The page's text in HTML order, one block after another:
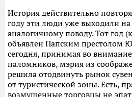
История действительно
году эти люди уже выходили
аналогичному поводу. Тот год
объявлен Папским престолом
сегодня, принимая во
паломников, мэрия из
решила отодвинуть рынок
от туристической зоны. Есть,
возмущенные торговцы не